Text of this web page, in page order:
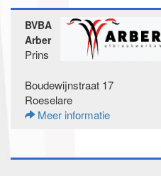
BVBA
Arber
Prins
Boudewijnstraat 17
Roeselare
Meer informatie